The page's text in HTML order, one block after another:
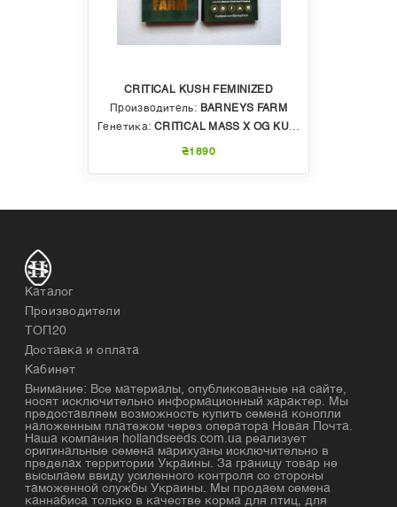
CRITICAL KUSH FEMINIZED
Производитель: BARNEYS FARM
Генетика: CRITICAL MASS X OG KUSH
₴1890
Каталог
Производители
ТОП20
Доставка и оплата
Кабинет
Внимание: Все материалы, опубликованные на сайте,
носят исключительно информационный характер. Мы
предоставляем возможность купить семена конопли
наложенным платежом через оператора Новая Почта.
Наша компания hollandseeds.com.ua реализует
оригинальные семена марихуаны исключительно в
пределах территории Украины. За границу товар не
высылаем ввиду усиленного контроля со стороны
таможенной службы Украины. Мы продаем семена
каннабиса только в качестве корма для птиц, для